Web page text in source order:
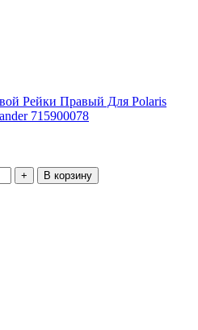
Рейки Правый Для Polaris
715900078
В корзину